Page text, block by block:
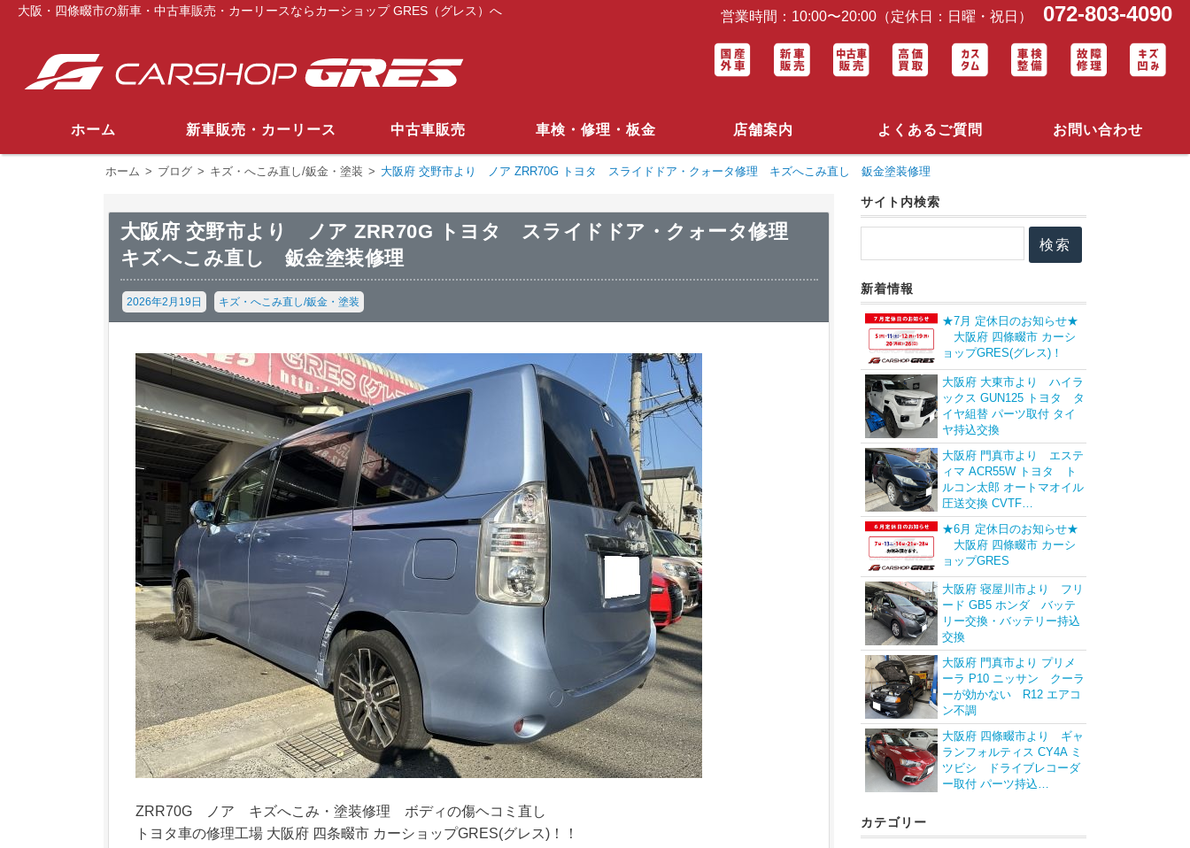
大阪・四條畷市の新車・中古車販売・カーリースならカーショップ GRES（グレス）へ 営業時間：10:00〜20:00（定休日：日曜・祝日） 072-803-4090
ホーム 新車販売・カーリース 中古車販売 車検・修理・板金 店舗案内 よくあるご質問 お問い合わせ
ホーム > ブログ > キズ・へこみ直し/鈑金・塗装 > 大阪府 交野市より ノア ZRR70G トヨタ スライドドア・クォータ修理 キズへこみ直し 鈑金塗装修理
大阪府 交野市より ノア ZRR70G トヨタ スライドドア・クォータ修理
キズへこみ直し 鈑金塗装修理
2026年2月19日 キズ・へこみ直し/鈑金・塗装
ZRR70G ノア キズへこみ・塗装修理 ボディの傷ヘコミ直し
トヨタ車の修理工場 大阪府 四条畷市 カーショップGRES(グレス)！！
サイト内検索
新着情報
★7月 定休日のお知らせ★
大阪府 四條畷市 カーシ
ョップGRES(グレス)！
大阪府 大東市より ハイラ
ックス GUN125 トヨタ タ
イヤ組替 パーツ取付 タイ
ヤ持込交換
大阪府 門真市より エステ
ィマ ACR55W トヨタ ト
ルコン太郎 オートマオイル
圧送交換 CVTF…
★6月 定休日のお知らせ★
大阪府 四條畷市 カーシ
ョップGRES
大阪府 寝屋川市より フリ
ード GB5 ホンダ バッテ
リー交換・バッテリー持込
交換
大阪府 門真市より プリメ
ーラ P10 ニッサン クーラ
ーが効かない R12 エアコ
ン不調
大阪府 四條畷市より ギャ
ランフォルティス CY4A ミ
ツビシ ドライブレコーダ
ー取付 パーツ持込…
カテゴリー